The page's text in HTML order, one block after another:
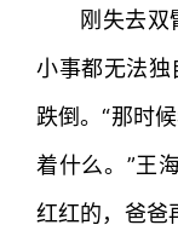
刚失去
小事都无法独
跌倒。“那时
着什么。”王
红红的，爸爸